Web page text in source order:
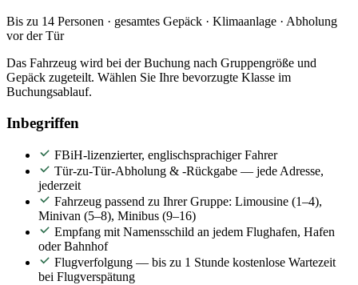
Bis zu 14 Personen · gesamtes Gepäck · Klimaanlage · Abholung
vor der Tür
Das Fahrzeug wird bei der Buchung nach Gruppengröße und
Gepäck zugeteilt. Wählen Sie Ihre bevorzugte Klasse im
Buchungsablauf.
Inbegriffen
FBiH-lizenzierter, englischsprachiger Fahrer
Tür-zu-Tür-Abholung & -Rückgabe — jede Adresse,
jederzeit
Fahrzeug passend zu Ihrer Gruppe: Limousine (1–4),
Minivan (5–8), Minibus (9–16)
Empfang mit Namensschild an jedem Flughafen, Hafen
oder Bahnhof
Flugverfolgung — bis zu 1 Stunde kostenlose Wartezeit
bei Flugverspätung